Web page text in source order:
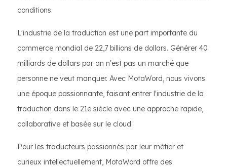
conditions.
L'industrie de la traduction est une part importante du
commerce mondial de 22,7 billions de dollars. Générer 40
milliards de dollars par an n'est pas un marché que
personne ne veut manquer. Avec MotaWord, nous vivons
une époque passionnante, faisant entrer l'industrie de la
traduction dans le 21e siècle avec une approche rapide,
collaborative et basée sur le cloud.
Pour les traducteurs passionnés par leur métier et
curieux intellectuellement, MotaWord offre des